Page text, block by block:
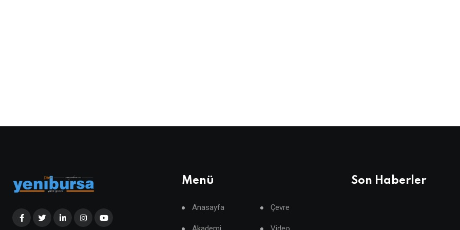
Menü
Anasayfa Çevre
Son Haberler